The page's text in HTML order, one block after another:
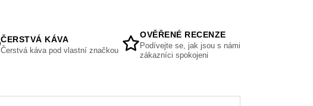
ČERSTVÁ KÁVA
Čerstvá káva pod vlastní značkou
OVĚŘENÉ RECENZE
Podívejte se, jak jsou s námi
zákazníci spokojeni